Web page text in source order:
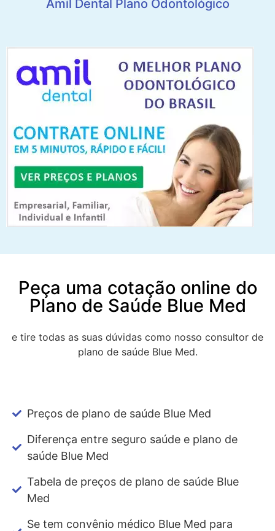
Amil Dental Plano Odontológico
Peça uma cotação online do
Plano de Saúde Blue Med
e tire todas as suas dúvidas como nosso consultor de
plano de saúde Blue Med.
Preços de plano de saúde Blue Med
Diferença entre seguro saúde e plano de
saúde Blue Med
Tabela de preços de plano de saúde Blue
Med
Se tem convênio médico Blue Med para